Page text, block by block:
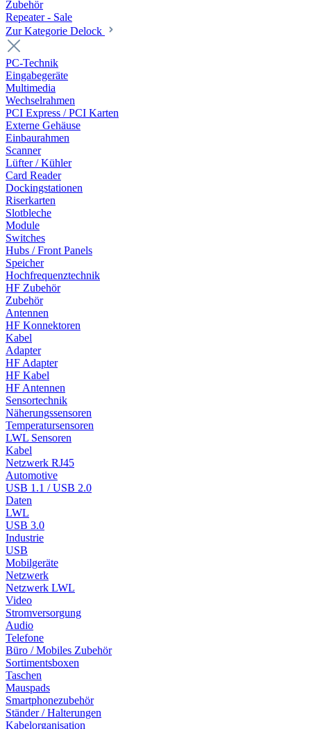
Zubehör
Repeater - Sale
Zur Kategorie Delock
PC-Technik
Eingabegeräte
Multimedia
Wechselrahmen
PCI Express / PCI Karten
Externe Gehäuse
Einbaurahmen
Scanner
Lüfter / Kühler
Card Reader
Dockingstationen
Riserkarten
Slotbleche
Module
Switches
Hubs / Front Panels
Speicher
Hochfrequenztechnik
HF Zubehör
Zubehör
Antennen
HF Konnektoren
Kabel
Adapter
HF Adapter
HF Kabel
HF Antennen
Sensortechnik
Näherungssensoren
Temperatursensoren
LWL Sensoren
Kabel
Netzwerk RJ45
Automotive
USB 1.1 / USB 2.0
Daten
LWL
USB 3.0
Industrie
USB
Mobilgeräte
Netzwerk
Netzwerk LWL
Video
Stromversorgung
Audio
Telefone
Büro / Mobiles Zubehör
Sortimentsboxen
Taschen
Mauspads
Smartphonezubehör
Ständer / Halterungen
Kabelorganisation